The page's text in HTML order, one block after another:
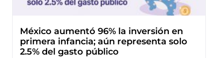
México aumentó 96% la inversión en
primera infancia; aún representa solo
2.5% del gasto público